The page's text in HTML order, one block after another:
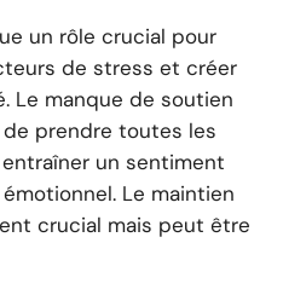
un rôle crucial pour
de stress et créer
Le manque de soutien
prendre toutes les
un sentiment
Le maintien
crucial mais peut être